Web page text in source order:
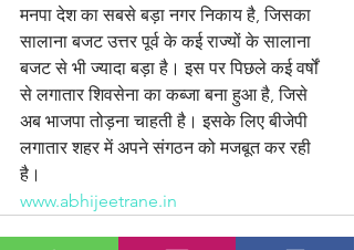
मनपा देश का सबसे बड़ा नगर निकाय है, जिसका
सालाना बजट उत्तर पूर्व के कई राज्यों के सालाना
बजट से भी ज्यादा बड़ा है। इस पर पिछले कई वर्षों
से लगातार शिवसेना का कब्जा बना हुआ है, जिसे
अब भाजपा तोड़ना चाहती है। इसके लिए बीजेपी
लगातार शहर में अपने संगठन को मजबूत कर रही
है।
www.abhijeetrane.in